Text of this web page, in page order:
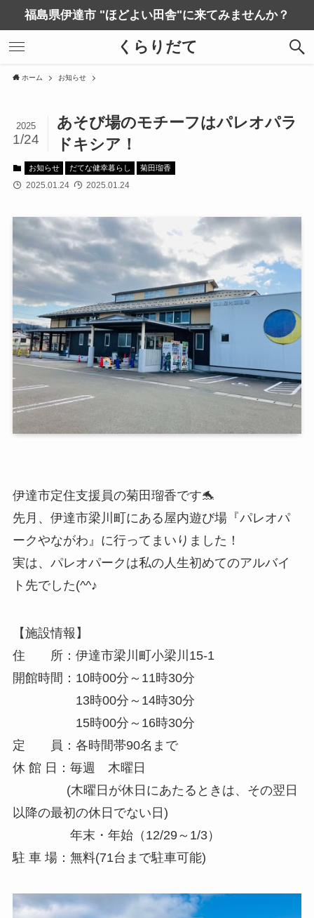
福島県伊達市 "ほどよい田舎"に来てみませんか？
くらりだて
ホーム お知らせ
あそび場のモチーフはパレオパラ
ドキシア！
2025
1/24
お知らせ だてな健幸暮らし 菊田瑠香
2025.01.24 2025.01.24
伊達市定住支援員の菊田瑠香です🐬
先月、伊達市梁川町にある屋内遊び場『パレオパ
ークやながわ』に行ってまいりました！
実は、パレオパークは私の人生初めてのアルバイ
ト先でした(^^♪
【施設情報】
住 所：伊達市梁川町小梁川15-1
開館時間：10時00分～11時30分
13時00分～14時30分
15時00分～16時30分
定 員：各時間帯90名まで
休 館 日：毎週 木曜日
(木曜日が休日にあたるときは、その翌日
以降の最初の休日でない日)
年末・年始（12/29～1/3）
駐 車 場：無料(71台まで駐車可能)